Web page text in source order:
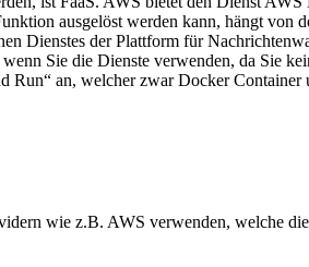
ausgelöst werden kann, hängt von
Dienstes der Plattform für
Sie die Dienste verwenden, da Sie
Run“ an, welcher zwar Docker
wie z.B. AWS verwenden, welche